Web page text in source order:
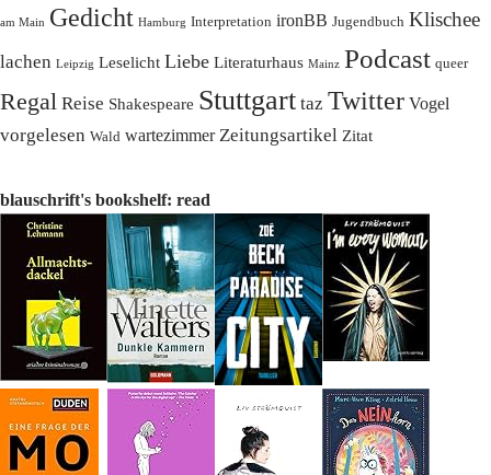
am Main Gedicht Hamburg Interpretation ironBB Jugendbuch Klischee
lachen Leipzig Leselicht Liebe Literaturhaus Mainz Podcast queer
Regal Reise Shakespeare Stuttgart taz Twitter Vogel
vorgelesen Wald wartezimmer Zeitungsartikel Zitat
blauschrift's bookshelf: read